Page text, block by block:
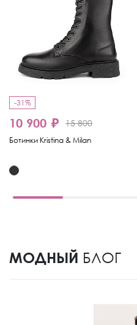
-31%
10 900 ₽ 15 800
Ботинки Kristina & Milan
МОДНЫЙ БЛОГ